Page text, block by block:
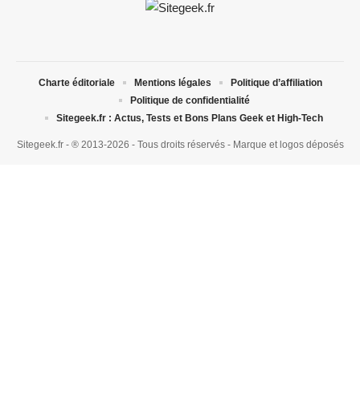
Sitegeek.fr - ® 2013-2026 - Tous droits réservés - Marque et logos déposés
Charte éditoriale Mentions légales
Politique d’affiliation
Politique de confidentialité
Sitegeek.fr : Actus, Tests et Bons Plans Geek et High-Tech